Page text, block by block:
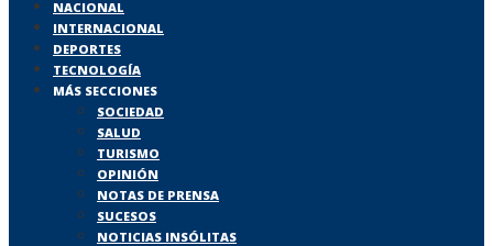
NACIONAL
INTERNACIONAL
DEPORTES
TECNOLOGÍA
MÁS SECCIONES
SOCIEDAD
SALUD
TURISMO
OPINIÓN
NOTAS DE PRENSA
SUCESOS
NOTICIAS INSÓLITAS